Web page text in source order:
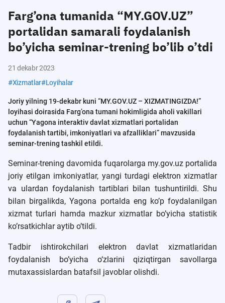
Farg’ona tumanida “MY.GOV.UZ”
portalidan samarali foydalanish
bo’yicha seminar-trening bo’lib o’tdi
21 dekabr 2023
#Xizmatlar#Loyihalar
Joriy yilning 19-dekabr kuni “MY.GOV.UZ – XIZMATINGIZDA!”
loyihasi doirasida Farg’ona tumani hokimligida aholi vakillari
uchun “Yagona interaktiv davlat xizmatlari portalidan
foydalanish tartibi, imkoniyatlari va afzalliklari” mavzusida
seminar-trening tashkil etildi.
Seminar-trening davomida fuqarolarga my.gov.uz portalida
joriy etilgan imkoniyatlar, yangi turdagi elektron xizmatlar
va ulardan foydalanish tartiblari bilan tushuntirildi. Shu
bilan birgalikda, Yagona portalda eng ko’p foydalanilgan
xizmat turlari hamda mazkur xizmatlar bo’yicha statistik
ko’rsatkichlar aytib o’tildi.
Tadbir ishtirokchilari elektron davlat xizmatlaridan
foydalanish bo’yicha o‘zlarini qiziqtirgan savollarga
mutaxassislardan batafsil javoblar olishdi.